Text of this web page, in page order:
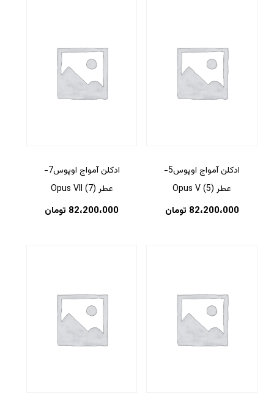
ادکلن آمواج اوپوس5-
عطر (5) Opus V
82،200،000 تومان
ادکلن آمواج اوپوس7-
عطر (7) Opus VII
82،200،000 تومان